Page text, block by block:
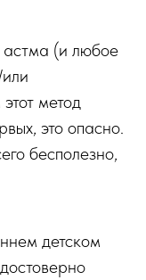
астма (и любое
метод
это опасно.
бесполезно,
детском